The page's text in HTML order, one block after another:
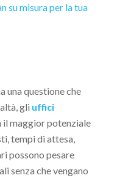
su misura per la tua
una questione che
gli uffici
il maggior potenziale
tempi di attesa,
possono pesare
senza che vengano